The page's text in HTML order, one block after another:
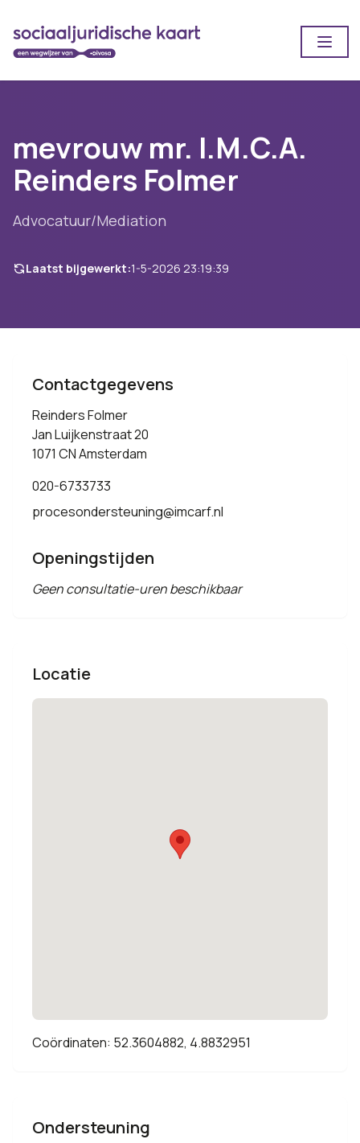
mevrouw mr. I.M.C.A.
Reinders Folmer
Advocatuur/Mediation
Laatst bijgewerkt:1-5-2026 23:19:39
Contactgegevens
Reinders Folmer
Jan Luijkenstraat 20
1071 CN Amsterdam
020-6733733
procesondersteuning@imcarf.nl
Openingstijden
Geen consultatie-uren beschikbaar
Locatie
Coördinaten: 52.3604882, 4.8832951
Ondersteuning